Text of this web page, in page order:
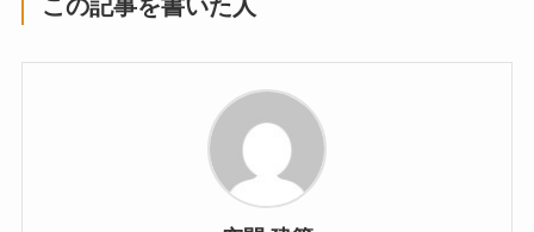
この記事を書いた人